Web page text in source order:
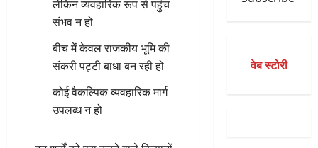
लेकिन व्यवहारिक रूप से पहुंच
संभव न हो
बीच में केवल राजकीय भूमि की
संकरी पट्टी बाधा बन रही हो
कोई वैकल्पिक व्यवहारिक मार्ग
उपलब्ध न हो
वेब स्टोरी